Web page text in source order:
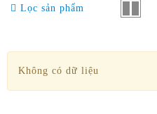
Lọc sản phẩm
Không có dữ liệu